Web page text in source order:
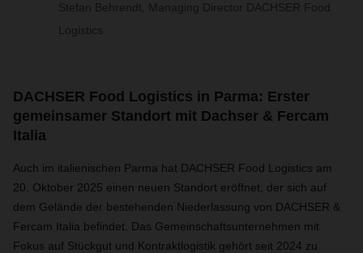
Stefan Behrendt, Managing Director DACHSER Food
Logistics
DACHSER Food Logistics in Parma: Erster
gemeinsamer Standort mit Dachser & Fercam
Italia
Auch im italienischen Parma hat DACHSER Food Logistics am
20. Oktober 2025 einen neuen Standort eröffnet, der sich auf
dem Gelände der bestehenden Niederlassung von DACHSER &
Fercam Italia befindet. Das Gemeinschaftsunternehmen mit
Fokus auf Stückgut und Kontraktlogistik gehört seit 2024 zu